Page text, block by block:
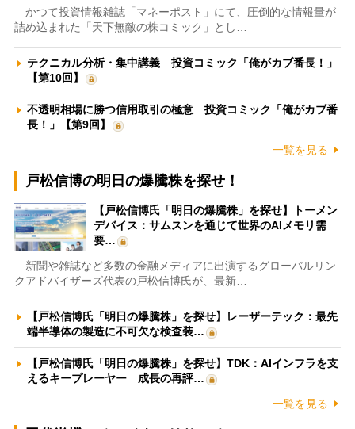
かつて投資情報雑誌「マネーポスト」にて、圧倒的な情報量が
詰め込まれた「天下無敵の株コミック」とし…
テクニカル分析・集中講義 投資コミック「俺がカブ番長！」
【第10回】
不透明相場に勝つ信用取引の極意 投資コミック「俺がカブ番
長！」【第9回】
一覧を見る
戸松信博の明日の爆騰株を探せ！
【戸松信博氏「明日の爆騰株」を探せ】トーメン
デバイス：サムスンを通じて世界のAIメモリ需
要…
新聞や雑誌など多数の金融メディアに出演するグローバルリン
クアドバイザーズ代表の戸松信博氏が、最新…
【戸松信博氏「明日の爆騰株」を探せ】レーザーテック：最先
端半導体の製造に不可欠な検査装…
【戸松信博氏「明日の爆騰株」を探せ】TDK：AIインフラを支
えるキープレーヤー 成長の再評…
一覧を見る